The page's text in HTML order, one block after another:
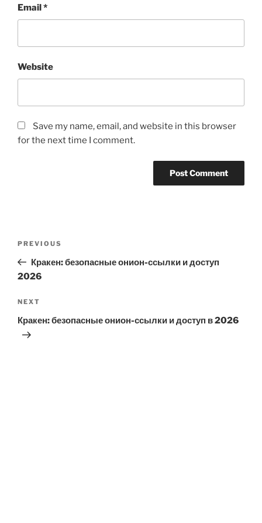
Email*
Website
Save my name, email, and website in this browser
for the next time I comment.
Previous
Post
PREVIOUS
Кракен: безопасные онион-ссылки и доступ
2026
Next
Post
NEXT
Кракен: безопасные онион-ссылки и доступ в 2026